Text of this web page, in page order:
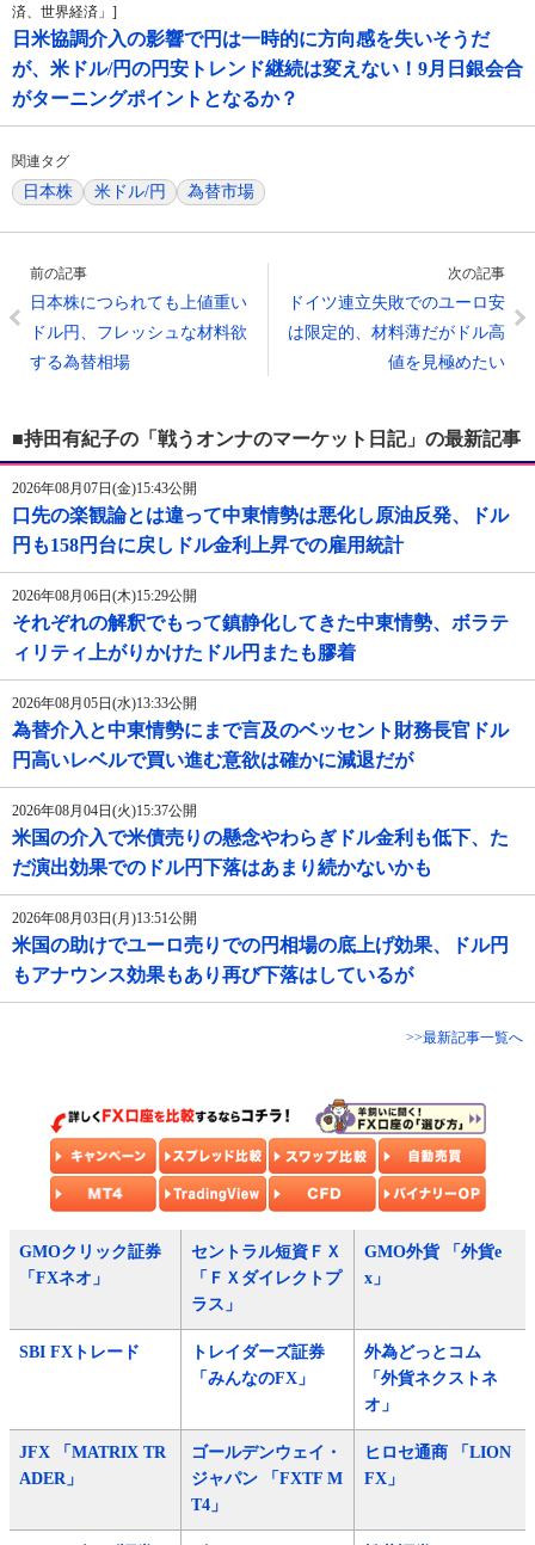
済、世界経済」]
日米協調介入の影響で円は一時的に方向感を失いそうだ
が、米ドル/円の円安トレンド継続は変えない！9月日銀会合
がターニングポイントとなるか？
関連タグ
日本株 米ドル/円 為替市場
前の記事
日本株につられても上値重い
ドル円、フレッシュな材料欲
する為替相場
次の記事
ドイツ連立失敗でのユーロ安
は限定的、材料薄だがドル高
値を見極めたい
■持田有紀子の「戦うオンナのマーケット日記」の最新記事
2026年08月07日(金)15:43公開
口先の楽観論とは違って中東情勢は悪化し原油反発、ドル
円も158円台に戻しドル金利上昇での雇用統計
2026年08月06日(木)15:29公開
それぞれの解釈でもって鎮静化してきた中東情勢、ボラテ
ィリティ上がりかけたドル円またも膠着
2026年08月05日(水)13:33公開
為替介入と中東情勢にまで言及のベッセント財務長官ドル
円高いレベルで買い進む意欲は確かに減退だが
2026年08月04日(火)15:37公開
米国の介入で米債売りの懸念やわらぎドル金利も低下、た
だ演出効果でのドル円下落はあまり続かないかも
2026年08月03日(月)13:51公開
米国の助けでユーロ売りでの円相場の底上げ効果、ドル円
もアナウンス効果もあり再び下落はしているが
>>最新記事一覧へ
GMOクリック証券
「FXネオ」
セントラル短資ＦＸ
「ＦＸダイレクトプ
ラス」
GMO外貨 「外貨e
x」
SBI FXトレード
トレイダーズ証券
「みんなのFX」
外為どっとコム
「外貨ネクストネ
オ」
JFX 「MATRIX TR
ADER」
ゴールデンウェイ・
ジャパン 「FXTF M
T4」
ヒロセ通商 「LION
FX」